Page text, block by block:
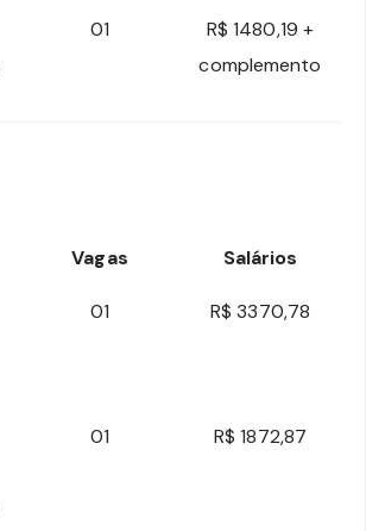
01
R$ 1480,19 +
complemento
Vagas Salários
01 R$ 3370,78
01 R$ 1872,87